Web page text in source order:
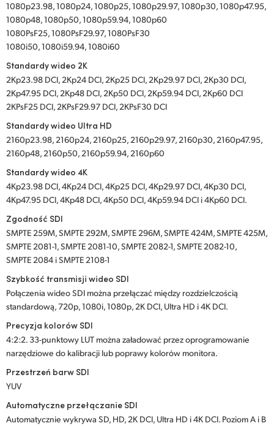
1080p23.98, 1080p24, 1080p25, 1080p29.97, 1080p30, 1080p47.95,
1080p48, 1080p50, 1080p59.94, 1080p60
1080PsF25, 1080PsF29.97, 1080PsF30
1080i50, 1080i59.94, 1080i60
Standardy wideo 2K
2Kp23.98 DCI, 2Kp24 DCI, 2Kp25 DCI, 2Kp29.97 DCI, 2Kp30 DCI,
2Kp47.95 DCI, 2Kp48 DCI, 2Kp50 DCI, 2Kp59.94 DCI, 2Kp60 DCI
2KPsF25 DCI, 2KPsF29.97 DCI, 2KPsF30 DCI
Standardy wideo Ultra HD
2160p23.98, 2160p24, 2160p25, 2160p29.97, 2160p30, 2160p47.95,
2160p48, 2160p50, 2160p59.94, 2160p60
Standardy wideo 4K
4Kp23.98 DCI, 4Kp24 DCI, 4Kp25 DCI, 4Kp29.97 DCI, 4Kp30 DCI,
4Kp47.95 DCI, 4Kp48 DCI, 4Kp50 DCI, 4Kp59.94 DCI i 4Kp60 DCI.
Zgodność SDI
SMPTE 259M, SMPTE 292M, SMPTE 296M, SMPTE 424M, SMPTE 425M,
SMPTE 2081-1, SMPTE 2081-10, SMPTE 2082-1, SMPTE 2082-10,
SMPTE 2084 i SMPTE 2108-1
Szybkość transmisji wideo SDI
Połączenia wideo SDI można przełączać między rozdzielczością
standardową, 720p, 1080i, 1080p, 2K DCI, Ultra HD i 4K DCI.
Precyzja kolorów SDI
4:2:2. 33-punktowy LUT można załadować przez oprogramowanie
narzędziowe do kalibracji lub poprawy kolorów monitora.
Przestrzeń barw SDI
YUV
Automatyczne przełączanie SDI
Automatycznie wykrywa SD, HD, 2K DCI, Ultra HD i 4K DCI. Poziom A i B